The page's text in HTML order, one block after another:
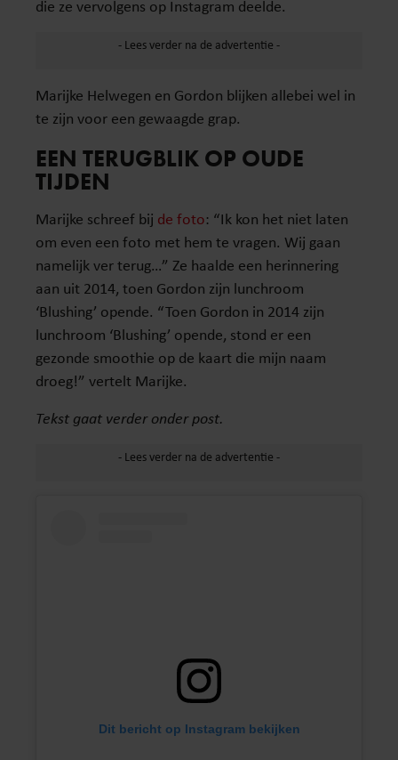
die ze vervolgens op Instagram deelde.
Marijke Helwegen en Gordon blijken allebei wel in
te zijn voor een gewaagde grap.
EEN TERUGBLIK OP OUDE
TIJDEN
Marijke schreef bij de foto: “Ik kon het niet laten
om even een foto met hem te vragen. Wij gaan
namelijk ver terug…” Ze haalde een herinnering
aan uit 2014, toen Gordon zijn lunchroom
‘Blushing’ opende. “Toen Gordon in 2014 zijn
lunchroom ‘Blushing’ opende, stond er een
gezonde smoothie op de kaart die mijn naam
droeg!” vertelt Marijke.
Tekst gaat verder onder post.
Dit bericht op Instagram bekijken